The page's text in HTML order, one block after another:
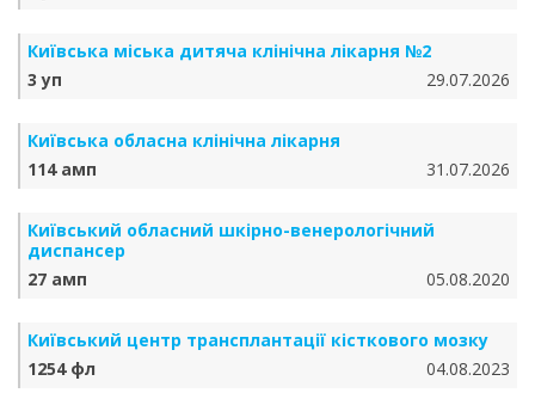
Київська міська дитяча клінічна лікарня №2
3 уп
29.07.2026
Київська обласна клінічна лікарня
114 амп
31.07.2026
Київський обласний шкірно-венерологічний
диспансер
27 амп
05.08.2020
Київський центр трансплантації кісткового мозку
1254 фл
04.08.2023